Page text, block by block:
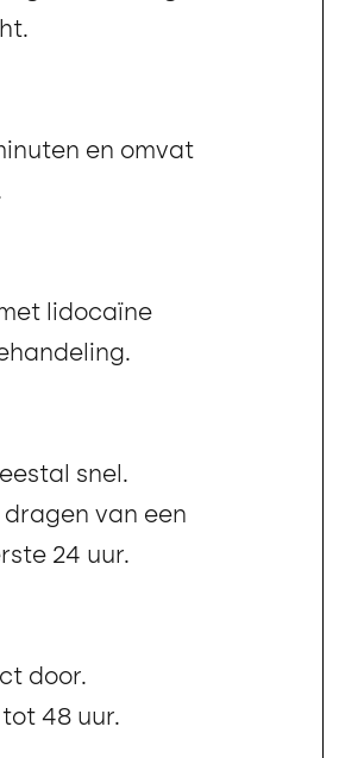
en omvat
lidocaïne
snel.
van een
24 uur.
door.
48 uur.